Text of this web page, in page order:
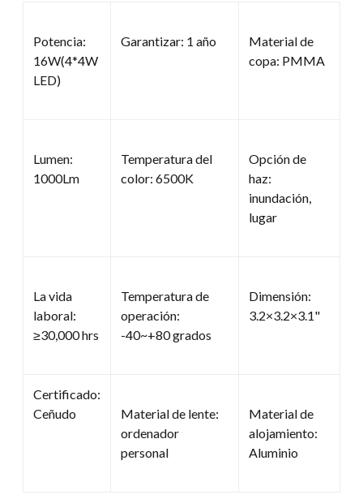
Potencia:
16W(4*4W
LED)
Garantizar: 1 año
Material de
copa: PMMA
Lumen:
1000Lm
Temperatura del
color: 6500K
Opción de
haz:
inundación,
lugar
La vida
laboral:
≥30,000 hrs
Temperatura de
operación:
-40~+80 grados
Dimensión:
3.2×3.2×3.1"
Certificado:
Ceñudo
Material de lente:
ordenador
personal
Material de
alojamiento:
Aluminio